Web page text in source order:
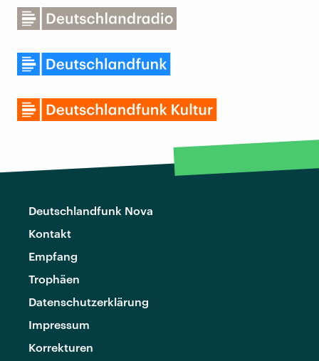
Deutschlandfunk Nova
Kontakt
Empfang
Trophäen
Datenschutzerklärung
Impressum
Korrekturen